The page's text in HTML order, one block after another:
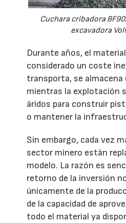
Cuchara cribadora
excavadora
Durante años, el
considerado un coste
transporta, se almacena
mientras la explotación
áridos para construir
o mantener la
Sin embargo, cada vez
sector minero están
modelo. La razón es
retorno de la inversión
únicamente de la
de la capacidad de
todo el material ya